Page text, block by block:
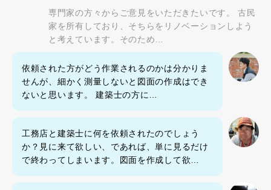
専門家の方々からご意見をいただきたいです。 古民
家を所有しており、そちらをリノベーションしよう
と考えています。そのため…
依頼された方がどう作業されるのかは分かりま
せんが、細かく測量しないと図面の作成はでき
ないと思います。 建築士の方に…
工務店と建築士に何を依頼されたのでしょう
か？見に来て欲しい、であれば、単に見るだけ
で終わってしまいます。図面を作成して欲…